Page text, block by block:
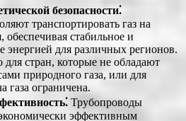
безопасности⁚
транспортировать газ на
обеспечивая стабильное и
энергией для различных регионов.
стран, которые не обладают
природного газа, или для
газа ограничена.
Трубопроводы
эффективным